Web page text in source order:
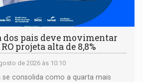
dos pais deve movimentar
projeta alta de 8,8%
de 2026 às 10:10
consolida como a quarta mais